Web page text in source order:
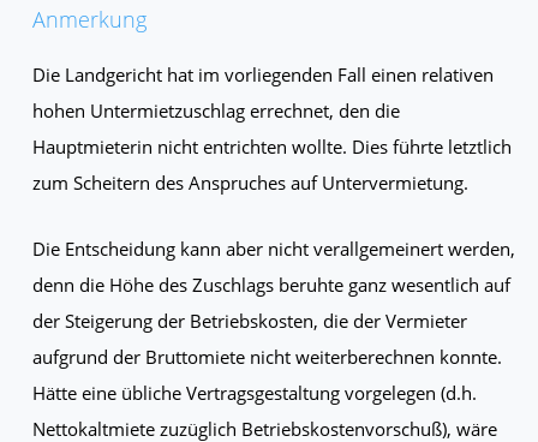
Anmerkung
Die Landgericht hat im vorliegenden Fall einen relativen
hohen Untermietzuschlag errechnet, den die
Hauptmieterin nicht entrichten wollte. Dies führte letztlich
zum Scheitern des Anspruches auf Untervermietung.
Die Entscheidung kann aber nicht verallgemeinert werden,
denn die Höhe des Zuschlags beruhte ganz wesentlich auf
der Steigerung der Betriebskosten, die der Vermieter
aufgrund der Bruttomiete nicht weiterberechnen konnte.
Hätte eine übliche Vertragsgestaltung vorgelegen (d.h.
Nettokaltmiete zuzüglich Betriebskostenvorschuß), wäre